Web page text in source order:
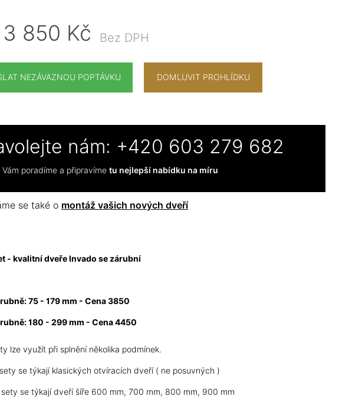
850 Kč Bez DPH
NEZÁVAZNOU POPTÁVKU DOMLUVIT PROHLÍDKU
nám: +420 603 279 682
Vám poradíme a připravímetu nejlepší nabídku na míru
se také o montáž vašich nových dveří
- kvalitní dveře Invado se zárubní
75 - 179 mm - Cena 3850
180 - 299 mm - Cena 4450
lze využít při splnění několika podmínek.
se týkají klasických otvíracích dveří ( ne posuvných )
sety se týkají dveří šíře 600 mm, 700 mm, 800 mm, 900 mm